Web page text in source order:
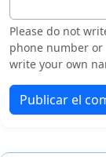
Please do not
phone number
write your own
Publicar el